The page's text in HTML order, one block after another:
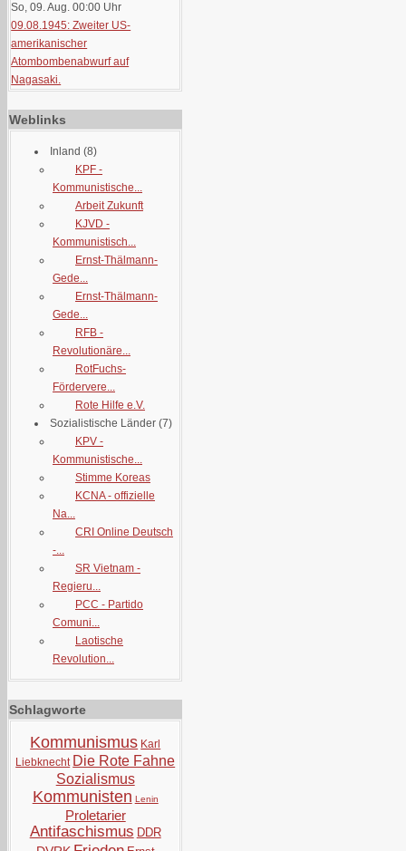
So, 09. Aug. 00:00 Uhr
09.08.1945: Zweiter US-
amerikanischer
Atombombenabwurf auf
Nagasaki.
Weblinks
Inland (8)
KPF -
Kommunistische...
Arbeit Zukunft
KJVD -
Kommunistisch...
Ernst-Thälmann-
Gede...
Ernst-Thälmann-
Gede...
RFB -
Revolutionäre...
RotFuchs-
Fördervere...
Rote Hilfe e.V.
Sozialistische Länder (7)
KPV -
Kommunistische...
Stimme Koreas
KCNA - offizielle
Na...
CRI Online Deutsch
-...
SR Vietnam -
Regieru...
PCC - Partido
Comuni...
Laotische
Revolution...
Schlagworte
Kommunismus Karl
Liebknecht Die Rote Fahne
Sozialismus
Kommunisten Lenin
Proletarier
Antifaschismus DDR